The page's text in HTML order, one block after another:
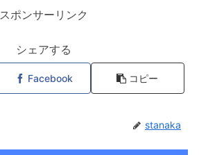
スポンサーリンク
シェアする
Facebook コピー
stanaka